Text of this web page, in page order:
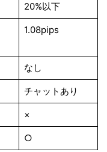
20%以下
1.08pips
なし
チャットあり
×
○